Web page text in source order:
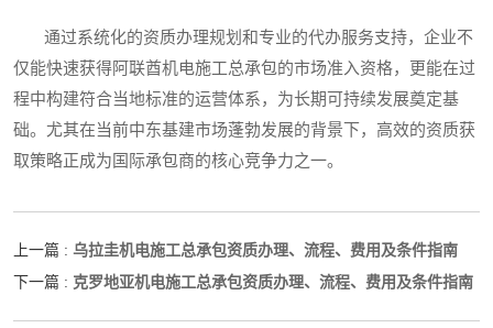
通过系统化的资质办理规划和专业的代办服务支持，企业不
仅能快速获得阿联酋机电施工总承包的市场准入资格，更能在过
程中构建符合当地标准的运营体系，为长期可持续发展奠定基
础。尤其在当前中东基建市场蓬勃发展的背景下，高效的资质获
取策略正成为国际承包商的核心竞争力之一。
上一篇 : 乌拉圭机电施工总承包资质办理、流程、费用及条件指南
下一篇 : 克罗地亚机电施工总承包资质办理、流程、费用及条件指南